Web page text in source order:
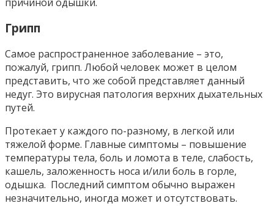
Грипп
Самое распространенное заболевание – это,
пожалуй, грипп. Любой человек может в целом
представить, что же собой представляет данный
недуг. Это вирусная патология верхних дыхательных
путей.
Протекает у каждого по-разному, в легкой или
тяжелой форме. Главные симптомы – повышение
температуры тела, боль и ломота в теле, слабость,
кашель, заложенность носа и/или боль в горле,
одышка. Последний симптом обычно выражен
незначительно, иногда может и отсутствовать.